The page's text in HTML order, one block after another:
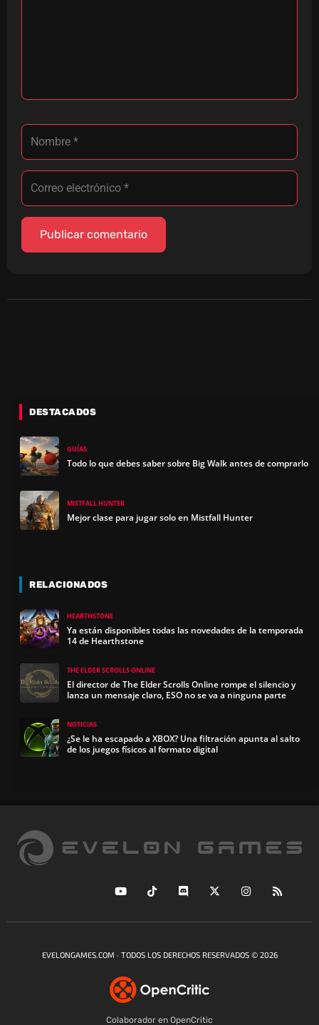
DESTACADOS
GUÍAS
Todo lo que debes saber sobre Big Walk antes de comprarlo
MISTFALL HUNTER
Mejor clase para jugar solo en Mistfall Hunter
RELACIONADOS
HEARTHSTONE
Ya están disponibles todas las novedades de la temporada
14 de Hearthstone
THE ELDER SCROLLS ONLINE
El director de The Elder Scrolls Online rompe el silencio y
lanza un mensaje claro, ESO no se va a ninguna parte
NOTICIAS
¿Se le ha escapado a XBOX? Una filtración apunta al salto
de los juegos físicos al formato digital
EVELONGAMES.COM · TODOS LOS DERECHOS RESERVADOS © 2026
Colaborador en OpenCritic